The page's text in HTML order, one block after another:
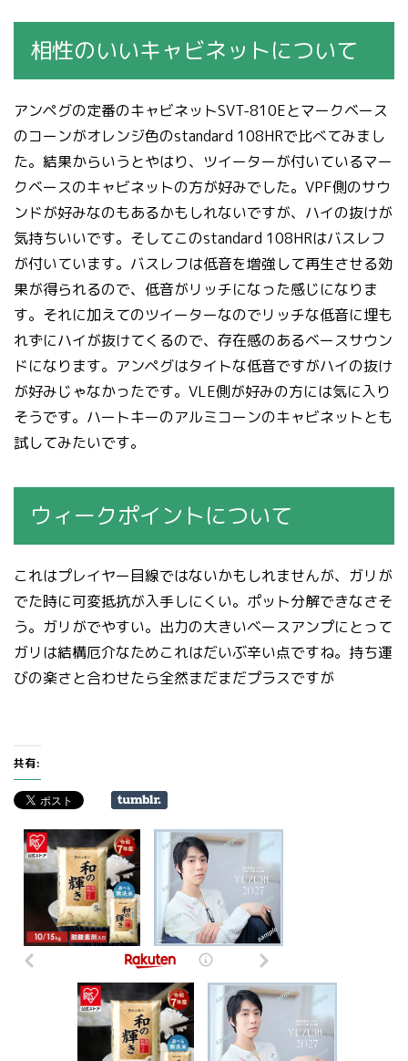
相性のいいキャビネットについて
アンペグの定番のキャビネットSVT-810Eとマークベース
のコーンがオレンジ色のstandard 108HRで比べてみまし
た。結果からいうとやはり、ツイーターが付いているマー
クベースのキャビネットの方が好みでした。VPF側のサウ
ンドが好みなのもあるかもしれないですが、ハイの抜けが
気持ちいいです。そしてこのstandard 108HRはバスレフ
が付いています。バスレフは低音を増強して再生させる効
果が得られるので、低音がリッチになった感じになりま
す。それに加えてのツイーターなのでリッチな低音に埋も
れずにハイが抜けてくるので、存在感のあるベースサウン
ドになります。アンペグはタイトな低音ですがハイの抜け
が好みじゃなかったです。VLE側が好みの方には気に入り
そうです。ハートキーのアルミコーンのキャビネットとも
試してみたいです。
ウィークポイントについて
これはプレイヤー目線ではないかもしれませんが、ガリが
でた時に可変抵抗が入手しにくい。ポット分解できなさそ
う。ガリがでやすい。出力の大きいベースアンプにとって
ガリは結構厄介なためこれはだいぶ辛い点ですね。持ち運
びの楽さと合わせたら全然まだまだプラスですが
共有: